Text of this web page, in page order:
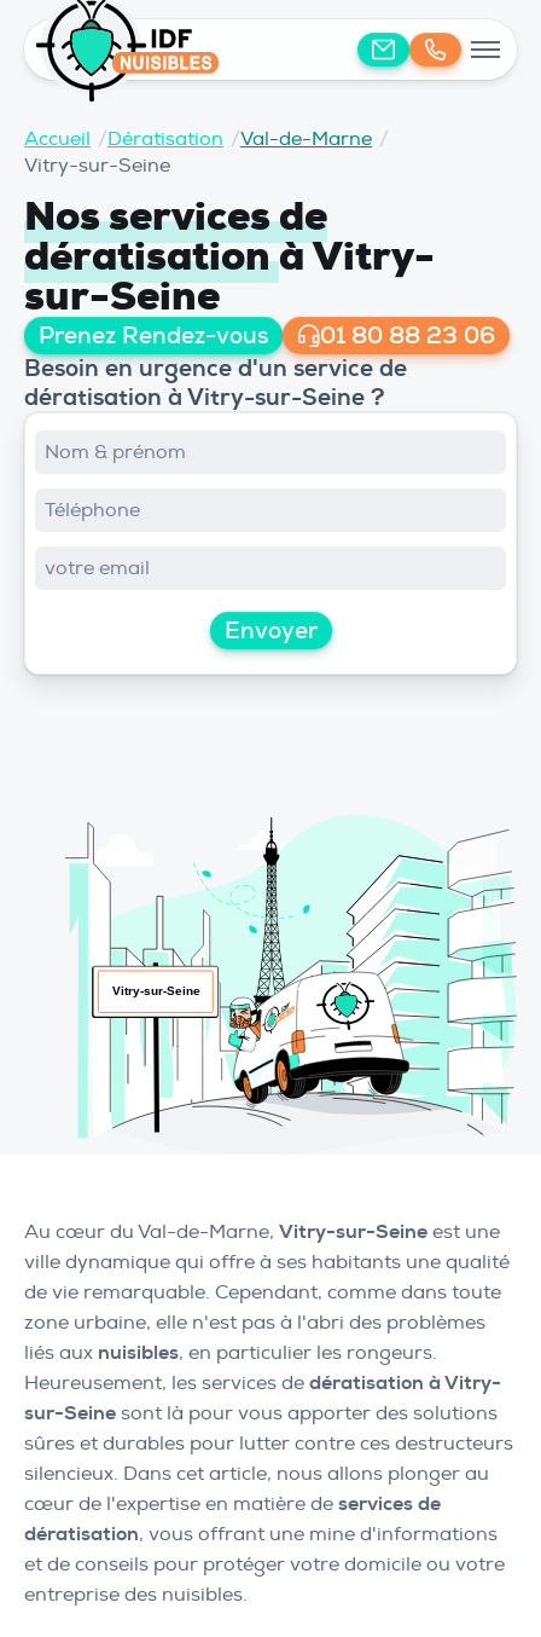
Accueil /Dératisation /Val-de-Marne /
Vitry-sur-Seine
Nos services de
dératisationà Vitry-
sur-Seine
Prenez Rendez-vous 01 80 88 23 06
Besoin en urgence d'un service de
dératisation à Vitry-sur-Seine ?
Envoyer
Au cœur du Val-de-Marne, Vitry-sur-Seine est une
ville dynamique qui offre à ses habitants une qualité
de vie remarquable. Cependant, comme dans toute
zone urbaine, elle n'est pas à l'abri des problèmes
liés aux nuisibles, en particulier les rongeurs.
Heureusement, les services de dératisation à Vitry-
sur-Seine sont là pour vous apporter des solutions
sûres et durables pour lutter contre ces destructeurs
silencieux. Dans cet article, nous allons plonger au
cœur de l'expertise en matière de services de
dératisation, vous offrant une mine d'informations
et de conseils pour protéger votre domicile ou votre
entreprise des nuisibles.